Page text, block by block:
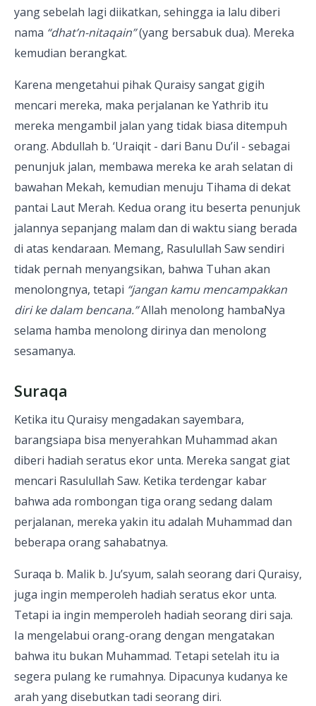
yang sebelah lagi diikatkan, sehingga ia lalu diberi
nama “dhat’n-nitaqain”(yang bersabuk dua). Mereka
kemudian berangkat.
Karena mengetahui pihak Quraisy sangat gigih
mencari mereka, maka perjalanan ke Yathrib itu
mereka mengambil jalan yang tidak biasa ditempuh
orang. Abdullah b. ‘Uraiqit - dari Banu Du’il - sebagai
penunjuk jalan, membawa mereka ke arah selatan di
bawahan Mekah, kemudian menuju Tihama di dekat
pantai Laut Merah. Kedua orang itu beserta penunjuk
jalannya sepanjang malam dan di waktu siang berada
di atas kendaraan. Memang, Rasulullah Saw sendiri
tidak pernah menyangsikan, bahwa Tuhan akan
menolongnya, tetapi “jangan kamu mencampakkan
diri ke dalam bencana.”Allah menolong hambaNya
selama hamba menolong dirinya dan menolong
sesamanya.
Suraqa
Ketika itu Quraisy mengadakan sayembara,
barangsiapa bisa menyerahkan Muhammad akan
diberi hadiah seratus ekor unta. Mereka sangat giat
mencari Rasulullah Saw. Ketika terdengar kabar
bahwa ada rombongan tiga orang sedang dalam
perjalanan, mereka yakin itu adalah Muhammad dan
beberapa orang sahabatnya.
Suraqa b. Malik b. Ju’syum, salah seorang dari Quraisy,
juga ingin memperoleh hadiah seratus ekor unta.
Tetapi ia ingin memperoleh hadiah seorang diri saja.
Ia mengelabui orang-orang dengan mengatakan
bahwa itu bukan Muhammad. Tetapi setelah itu ia
segera pulang ke rumahnya. Dipacunya kudanya ke
arah yang disebutkan tadi seorang diri.